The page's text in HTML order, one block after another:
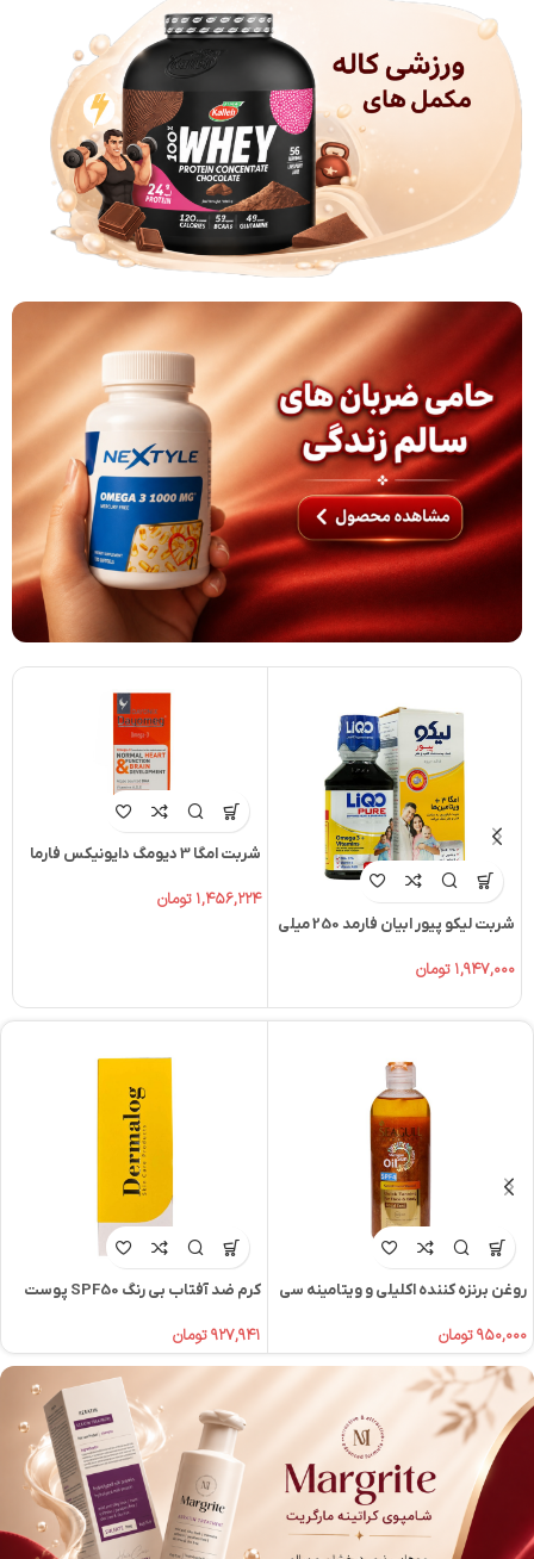
شربت لیکو پیور ابیان فارمد 250 میلی
۱,۹۴۷,۰۰۰ تومان
شربت امگا 3 دیومگ دایونیکس فارما
۱,۴۵۶,۲۲۴ تومان
روغن برنزه کننده اکلیلی و ویتامینه سی
۹۵۰,۰۰۰ تومان
کرم ضد آفتاب بی رنگ SPF50 پوست
۹۲۷,۹۴۱ تومان